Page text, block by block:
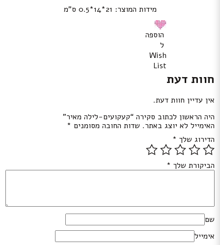
מידות המוצר: 21*14*0.5 ס”מ
הוספה
ל
Wish
List
חוות דעת
אין עדיין חוות דעת.
היה הראשון לכתוב סקירה “קעקועים-לילה מאיר”
האימייל לא יוצג באתר. שדות החובה מסומנים *
הדירוג שלך *
הביקורת שלך *
שם
אימייל